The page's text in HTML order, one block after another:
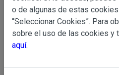
Información
Básica
sobre
de Datos
web
YACARINE (en
La adquisición de
o de algunas de estas
“Seleccionar Cookies”. Para
sobre el uso de las cookies y
aquí.